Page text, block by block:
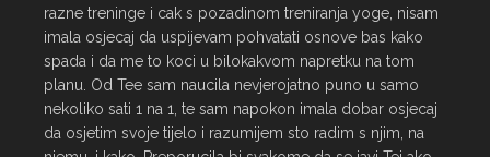
razne treninge i cak s pozadinom treniranja yoge, nisam
imala osjecaj da uspijevam pohvatati osnove bas kako
spada i da me to koci u bilokakvom napretku na tom
planu. Od Tee sam naucila nevjerojatno puno u samo
nekoliko sati 1 na 1, te sam napokon imala dobar osjecaj
da osjetim svoje tijelo i razumijem sto radim s njim, na